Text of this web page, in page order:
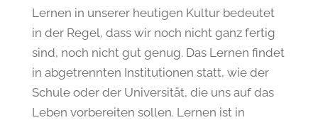
Lernen in unserer heutigen Kultur bedeutet
in der Regel, dass wir noch nicht ganz fertig
sind, noch nicht gut genug. Das Lernen findet
in abgetrennten Institutionen statt, wie der
Schule oder der Universität, die uns auf das
Leben vorbereiten sollen. Lernen ist in